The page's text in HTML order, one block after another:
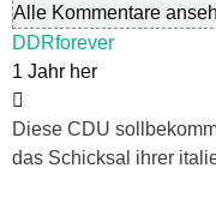
Alle Kommentare
DDRforever
1 Jahr her
Diese CDU
das Schicksal ihrer